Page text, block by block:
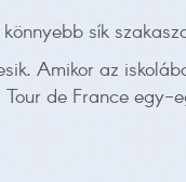
sík
Amikor az
de France egy-